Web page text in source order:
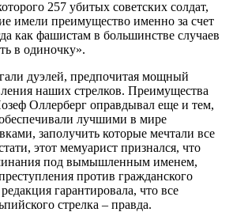
257 убитых советских солдат,
имели преимущество именно за счет
как фашистам в большинстве случаев
в одиночку».
дуэлей, предпочитая мощный
наших стрелков. Преимущества
Оллерберг оправдывал еще и тем,
лучшими в мире
заполучить которые мечтали все
этот мемуарист признался, что
под вымышленным именем,
против гражданского
гарантировала, что все
стрелка – правда.